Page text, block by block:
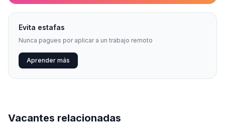
Evita estafas
Nunca pagues por aplicar a un trabajo remoto
Aprender más
Vacantes relacionadas